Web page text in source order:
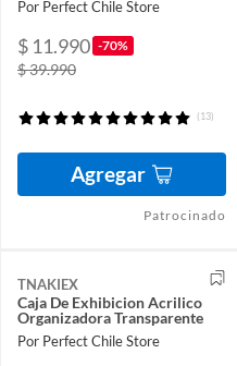
Por Perfect Chile Store
$ 11.990 -70%
$ 39.990
(13)
Agregar
Patrocinado
TNAKIEX
Caja De Exhibicion Acrilico
Organizadora Transparente
Por Perfect Chile Store